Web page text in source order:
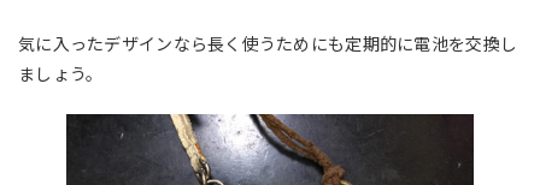
気に入ったデザインなら長く使うためにも定期的に電池を交換し
ましょう。